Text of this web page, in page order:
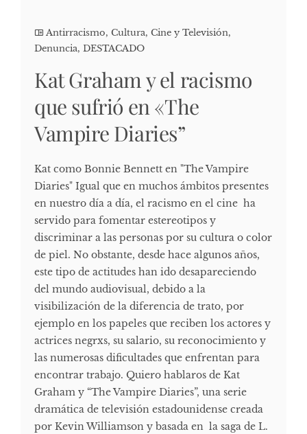
Antirracismo, Cultura, Cine y Televisión,
Denuncia, DESTACADO
Kat Graham y el racismo
que sufrió en «The
Vampire Diaries”
Kat como Bonnie Bennett en "The Vampire
Diaries" Igual que en muchos ámbitos presentes
en nuestro día a día, el racismo en el cine ha
servido para fomentar estereotipos y
discriminar a las personas por su cultura o color
de piel. No obstante, desde hace algunos años,
este tipo de actitudes han ido desapareciendo
del mundo audiovisual, debido a la
visibilización de la diferencia de trato, por
ejemplo en los papeles que reciben los actores y
actrices negrxs, su salario, su reconocimiento y
las numerosas dificultades que enfrentan para
encontrar trabajo. Quiero hablaros de Kat
Graham y “The Vampire Diaries”, una serie
dramática de televisión estadounidense creada
por Kevin Williamson y basada en la saga de L.